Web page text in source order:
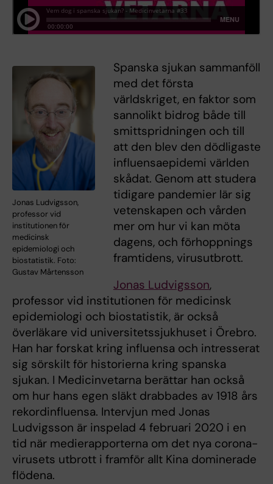
Jonas Ludvigsson,
professor vid
institutionen för
medicinsk
epidemiologi och
biostatistik. Foto:
Gustav Mårtensson
Spanska sjukan sammanföll
med det första
världskriget, en faktor som
sannolikt bidrog både till
smittspridningen och till
att den blev den dödligaste
influensaepidemi världen
skådat. Genom att studera
tidigare pandemier lär sig
vetenskapen och vården
mer om hur vi kan möta
dagens, och förhoppnings
framtidens, virusutbrott.
Jonas Ludvigsson,
professor vid institutionen för medicinsk
epidemiologi och biostatistik, är också
överläkare vid universitetssjukhuset i Örebro.
Han har forskat kring influensa och intresserat
sig sörskilt för historierna kring spanska
sjukan. I Medicinvetarna berättar han också
om hur hans egen släkt drabbades av 1918 års
rekordinfluensa. Intervjun med Jonas
Ludvigsson är inspelad 4 februari 2020 i en
tid när medierapporterna om det nya corona-
virusets utbrott i framför allt Kina dominerade
flödena.